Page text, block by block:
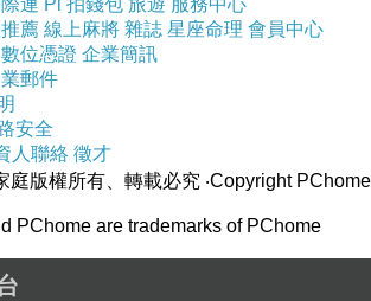
連 Pi 拍錢包 旅遊 服務中心
薦 線上麻將 雜誌 星座命理 會員中心
數位憑證 企業簡訊
郵件
安全
人聯絡 徵才
庭版權所有、轉載必究 ‧Copyright PChome
PChome are trademarks of PChome